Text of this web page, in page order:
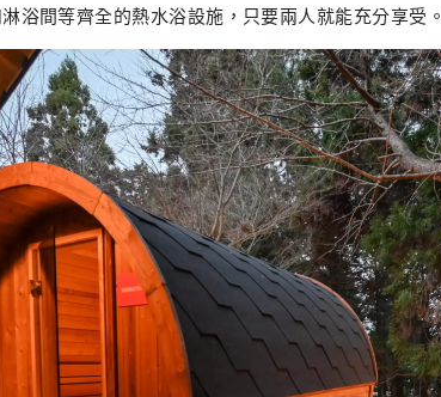
浴間等齊全的熱水浴設施，只要兩人就能充分享受。